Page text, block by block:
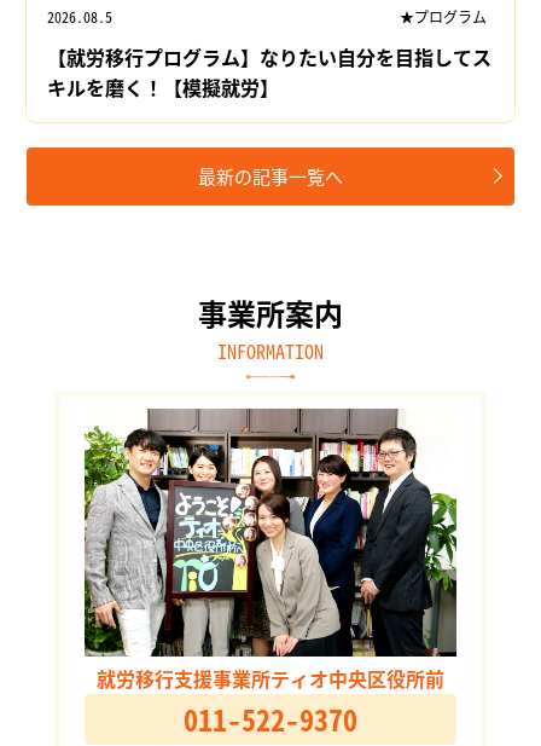
2026.08.5 ★プログラム
【就労移行プログラム】なりたい自分を目指してス
キルを磨く！【模擬就労】
最新の記事一覧へ
事業所案内
INFORMATION
就労移行支援事業所ティオ中央区役所前
011-522-9370